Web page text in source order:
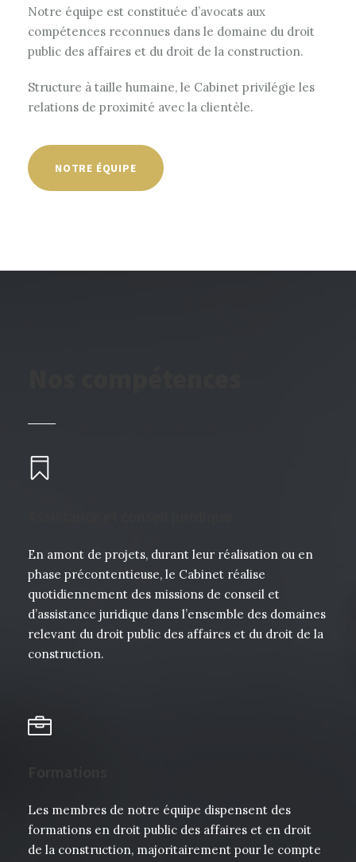
Notre équipe est constituée d’avocats aux
compétences reconnues dans le domaine du droit
public des affaires et du droit de la construction.
Structure à taille humaine, le Cabinet privilégie les
relations de proximité avec la clientèle.
NOTRE ÉQUIPE
En amont de projets, durant leur réalisation ou en
phase précontentieuse, le Cabinet réalise
quotidiennement des missions de conseil et
d’assistance juridique dans l’ensemble des domaines
relevant du droit public des affaires et du droit de la
construction.
Les membres de notre équipe dispensent des
formations en droit public des affaires et en droit
de la construction, majoritairement pour le compte